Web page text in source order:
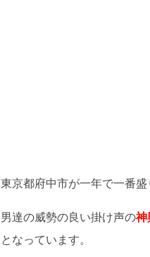
東京都府中市が一年で一番盛
男達の威勢の良い掛け声の神
となっています。